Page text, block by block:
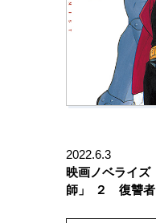
2022.6.3
映画ノベライズ
師」
２ 復讐